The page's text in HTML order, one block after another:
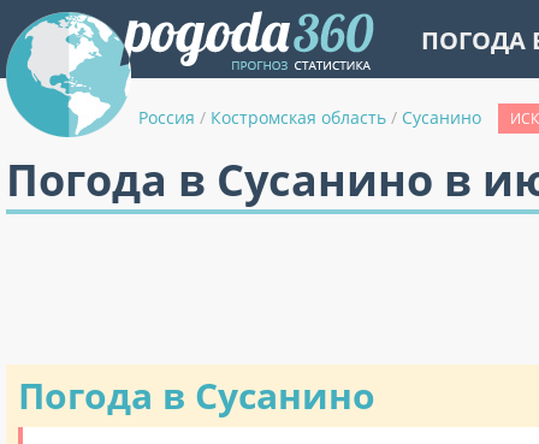
ПОГОДА
Россия / Костромская область / Сусанино
Погода в Сусанино в
Погода в Сусанино